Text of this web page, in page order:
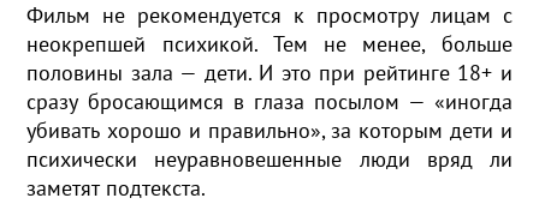
Фильм не рекомендуется к просмотру лицам с
неокрепшей психикой. Тем не менее, больше
половины зала — дети. И это при рейтинге 18+ и
сразу бросающимся в глаза посылом — «иногда
убивать хорошо и правильно», за которым дети и
психически неуравновешенные люди вряд ли
заметят подтекста.